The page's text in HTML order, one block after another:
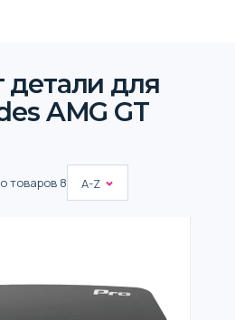
детали для
AMG GT
товаров 8 A-Z